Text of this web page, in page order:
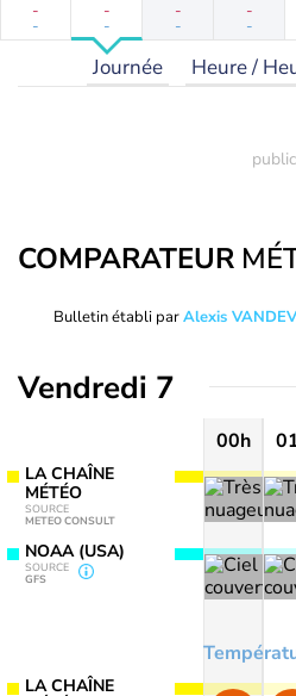
-
-
-
-
-
-
-
-
Journée Heure /
COMPARATEUR
Bulletin établi parAlexis
Vendredi 7
LA CHAÎNE
MÉTÉO
SOURCE
METEO CONSULT
NOAA (USA)
SOURCE
GFS
LA CHAÎNE
00h